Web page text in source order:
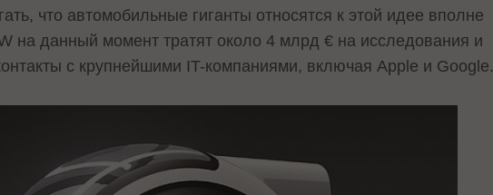
что автомобильные гиганты относятся к этой идее вполне
на данный момент тратят около 4 млрд € на исследования и
с крупнейшими IT-компаниями, включая Apple и Google.